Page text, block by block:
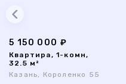
5 150 000 ₽
Квартира, 1-комн,
32.5 м²
Казань, Короленко 55